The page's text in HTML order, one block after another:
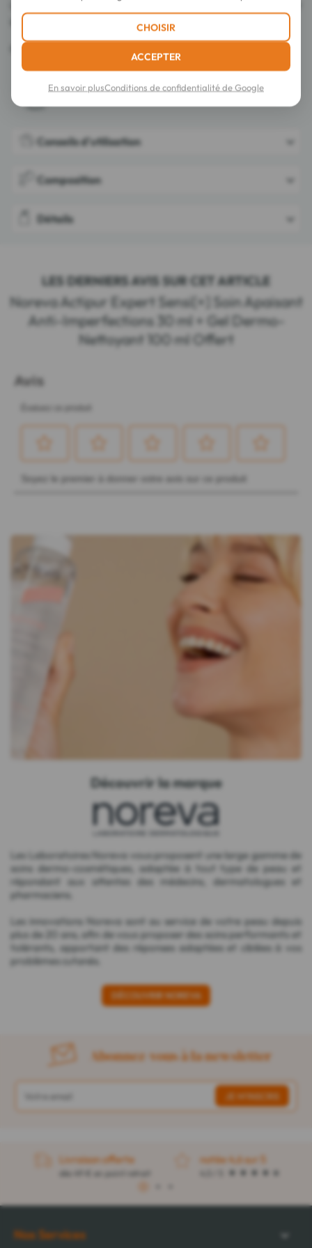
La peau est propre, purifiée, nette et assainie, prête à recevoir
le soin suivant.
Fabriqués en France.
Conseils d'utilisation
Composition
Détails
LES DERNIERS AVIS SUR CET ARTICLE
Noreva Actipur Expert Sensi[+] Soin Apaisant
Anti-Imperfections 30 ml + Gel Dermo-
Nettoyant 100 ml Offert
Découvrir la marque
Les Laboratoires Noreva vous proposent une large gamme de
soins dermo-cosmétiques, adaptée à tout type de peau et
répondant aux attentes des médecins, dermatologues et
pharmaciens.
Les innovations Noreva sont au service de votre peau depuis
plus de 20 ans, afin de vous proposer des soins performants et
tolérants, apportant des réponses adaptées et ciblées à vos
problèmes cutanés.
DÉCOUVRIR NOREVA
Abonnez-vous à la newsletter
Livraison offerte
dès 49 € en point retrait
notée 4,6 sur 5
Nos Services
CHOISIR
ACCEPTER
En savoir plusConditions de confidentialité de Google